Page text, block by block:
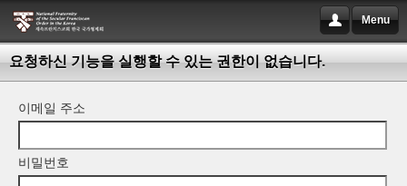
Menu
요청하신 기능을 실행할 수 있는 권한이 없습니다.
이메일 주소
비밀번호